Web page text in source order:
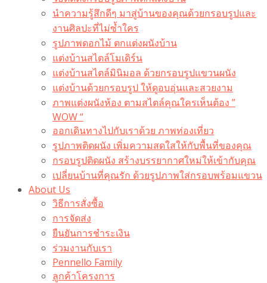
นำความรู้สึกดีๆ มาสู่บ้านของคุณด้วยกรอบรูปและ
งานศิลปะที่ไม่ซ้ำใคร
รูปภาพดอกไม้ ตกแต่งผนังบ้าน
แต่งบ้านสไตล์โมเดิร์น
แต่งบ้านสไตล์มินิมอล ด้วยกรอบรูปแขวนผนัง
แต่งบ้านด้วยกรอบรูป ให้ดูอบอุ่นและสวยงาม
ภาพแต่งผนังห้อง ตามสไตล์คุณใครเห็นต้อง ”
WOW “
ออกเดินทางไปกับเราด้วย ภาพท่องเที่ยว
รูปภาพติดผนัง เพิ่มความสดใสให้กับพื้นที่ของคุณ
กรอบรูปติดผนัง สร้างบรรยากาศใหม่ให้เข้ากับคุณ
เปลี่ยนบ้านที่คุณรัก ด้วยรูปภาพใส่กรอบพร้อมแขวน​
About Us
วิธีการสั่งซื้อ
การจัดส่ง
ยืนยันการชำระเงิน
ร่วมงานกับเรา
Pennello Family
ลูกค้าโครงการ